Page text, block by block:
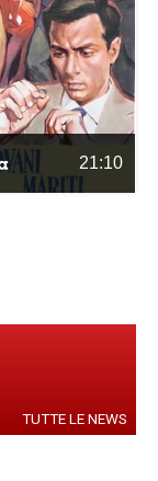
21:10
TUTTE LE NEWS